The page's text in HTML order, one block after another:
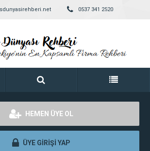
0537 341 2520
HEMEN ÜYE OL
ÜYE GİRİŞİ YAP